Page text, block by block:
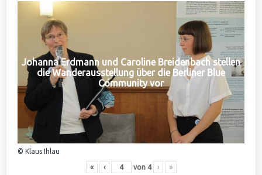
Johanna Erdmann und Caroline Breidenbach stellen
die Wanderausstellung über die Berliner Blue
Community vor
© Klaus Ihlau
« ‹ von 4 › »